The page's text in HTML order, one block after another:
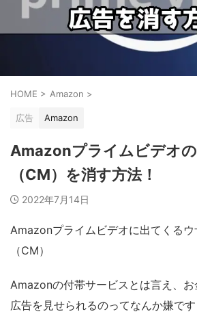
HOME > Amazon >
広告 Amazon
Amazonプライムビデオ
（CM）を消す方法！
2022年7月14日
Amazonプライムビデオに出てくる
（CM）
Amazonの付帯サービスとは言え、
広告を見せられるのってなんか嫌です